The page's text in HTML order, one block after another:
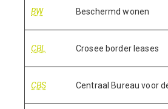
BW Beschermd wonen
CBL Crosee border leases
CBS Centraal Bureau voor